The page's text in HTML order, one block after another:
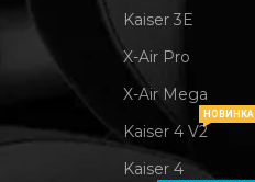
Kaiser 3Е
X-Air Pro
X-Air Mega
Kaiser 4 V2
НОВИНКА
Kaiser 4